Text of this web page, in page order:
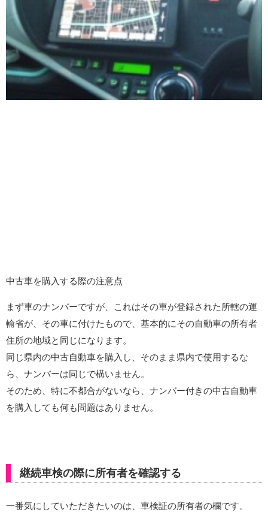
中古車を購入する際の注意点
まず車のナンバーですが、これはその車が登録された所轄の運
輸省が、その車に付けたもので、基本的にその自動車の所有者
住所の地域と同じになります。
同じ県内の中古自動車を購入し、そのまま県内で使用するな
ら、ナンバーは同じで構いません。
そのため、特に不都合がないなら、ナンバー付きの中古自動車
を購入しても何も問題はありません。
継続車検の際に所有者を確認する
一番気にしていただきたいのは、車検証の所有者の欄です。